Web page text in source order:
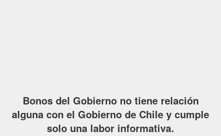
Bonos del Gobierno no tiene relación
alguna con el Gobierno de Chile y cumple
solo una labor informativa.